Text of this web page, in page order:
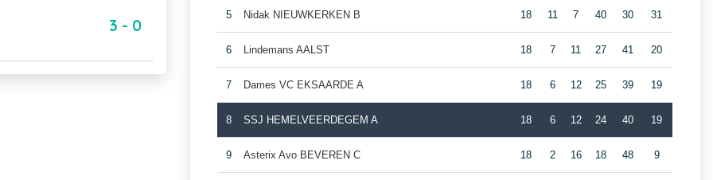
3 - 0
5 Nidak NIEUWKERKEN B 18 11 7 40 30 31
6 Lindemans AALST 18 7 11 27 41 20
7 Dames VC EKSAARDE A 18 6 12 25 39 19
8 SSJ HEMELVEERDEGEM A 18 6 12 24 40 19
9 Asterix Avo BEVEREN C 18 2 16 18 48 9